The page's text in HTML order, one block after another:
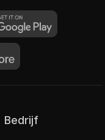
Bedrijf